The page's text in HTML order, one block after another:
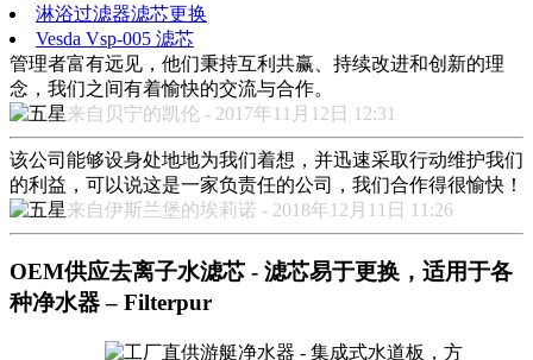
淋浴过滤器滤芯更换
Vesda Vsp-005 滤芯
管理者富有远见，他们秉持互利共赢、持续改进和创新的理
念，我们之间有着愉快的交流与合作。
来自贝宁的凯伦 - 2017年11月12日 12:31
该公司能够设身处地地为我们着想，并迅速采取行动维护我们
的利益，可以说这是一家负责任的公司，我们合作得很愉快！
来自伊斯兰堡的埃莉诺 - 2018年12月11日 11:26
OEM供应去离子水滤芯 - 滤芯易于更换，适用于各
种净水器 – Filterpur